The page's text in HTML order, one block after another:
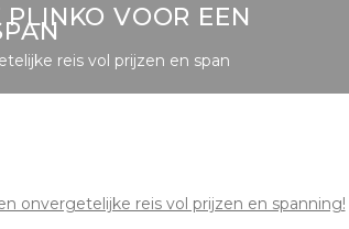
VOOR EEN
reis vol prijzen en span
onvergetelijke reis vol prijzen en spanning!